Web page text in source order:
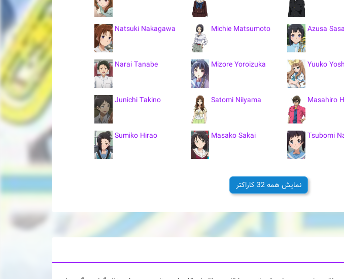
Azusa
Michie Matsumoto
Natsuki Nakagawa
Yuuko
Mizore Yoroizuka
Narai Tanabe
Masahiro
Satomi Niiyama
Junichi Takino
Tsubomi
Masako Sakai
Sumiko Hirao
نمایش همه 32 کاراکتر